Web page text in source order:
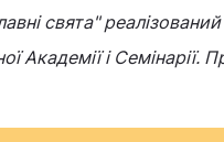
свята"
Академії і